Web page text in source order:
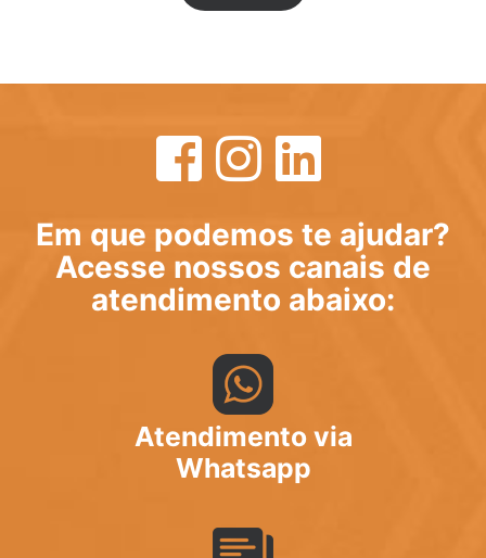
Em que podemos te ajudar?
Acesse nossos canais de
atendimento abaixo:
Atendimento via
Whatsapp